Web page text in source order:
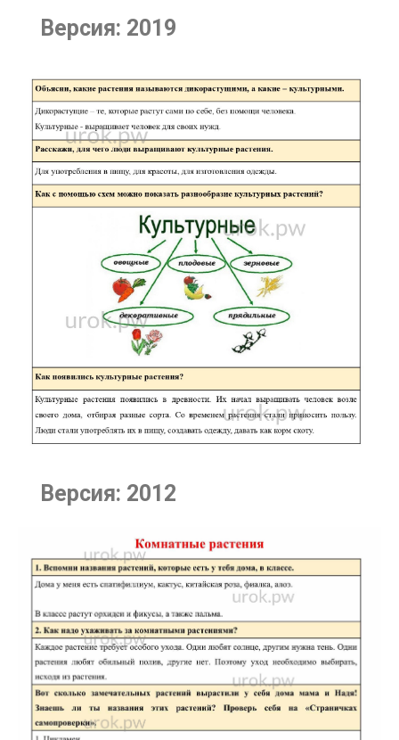
Версия: 2019
Версия: 2012